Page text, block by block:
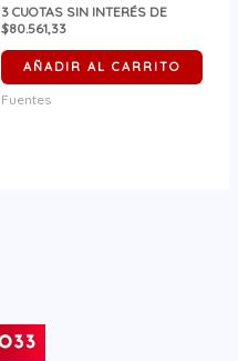
3 CUOTAS SIN INTERÉS DE
$80.561,33
AÑADIR AL CARRITO
Fuentes